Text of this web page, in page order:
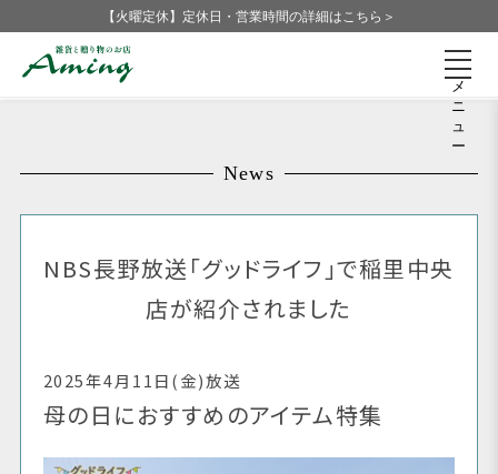
【火曜定休】定休日・営業時間の詳細はこちら＞
メ
ニ
ュ
ー
News
NBS長野放送「グッドライフ」で稲里中央
店が紹介されました
2025年4月11日(金)放送
母の日におすすめのアイテム特集